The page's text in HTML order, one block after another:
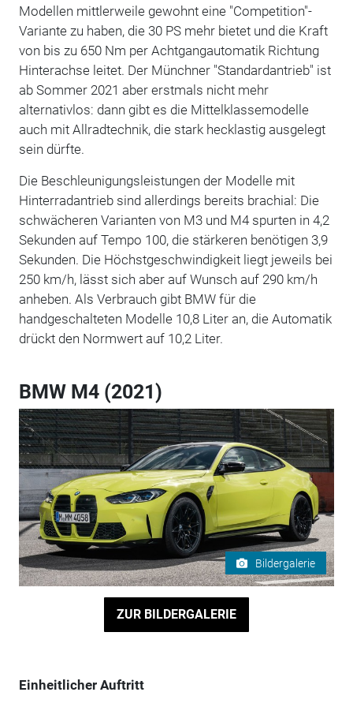
Modellen mittlerweile gewohnt eine "Competition"-
Variante zu haben, die 30 PS mehr bietet und die Kraft
von bis zu 650 Nm per Achtgangautomatik Richtung
Hinterachse leitet. Der Münchner "Standardantrieb" ist
ab Sommer 2021 aber erstmals nicht mehr
alternativlos: dann gibt es die Mittelklassemodelle
auch mit Allradtechnik, die stark hecklastig ausgelegt
sein dürfte.
Die Beschleunigungsleistungen der Modelle mit
Hinterradantrieb sind allerdings bereits brachial: Die
schwächeren Varianten von M3 und M4 spurten in 4,2
Sekunden auf Tempo 100, die stärkeren benötigen 3,9
Sekunden. Die Höchstgeschwindigkeit liegt jeweils bei
250 km/h, lässt sich aber auf Wunsch auf 290 km/h
anheben. Als Verbrauch gibt BMW für die
handgeschalteten Modelle 10,8 Liter an, die Automatik
drückt den Normwert auf 10,2 Liter.
BMW M4 (2021)
Bildergalerie
ZUR BILDERGALERIE
Einheitlicher Auftritt